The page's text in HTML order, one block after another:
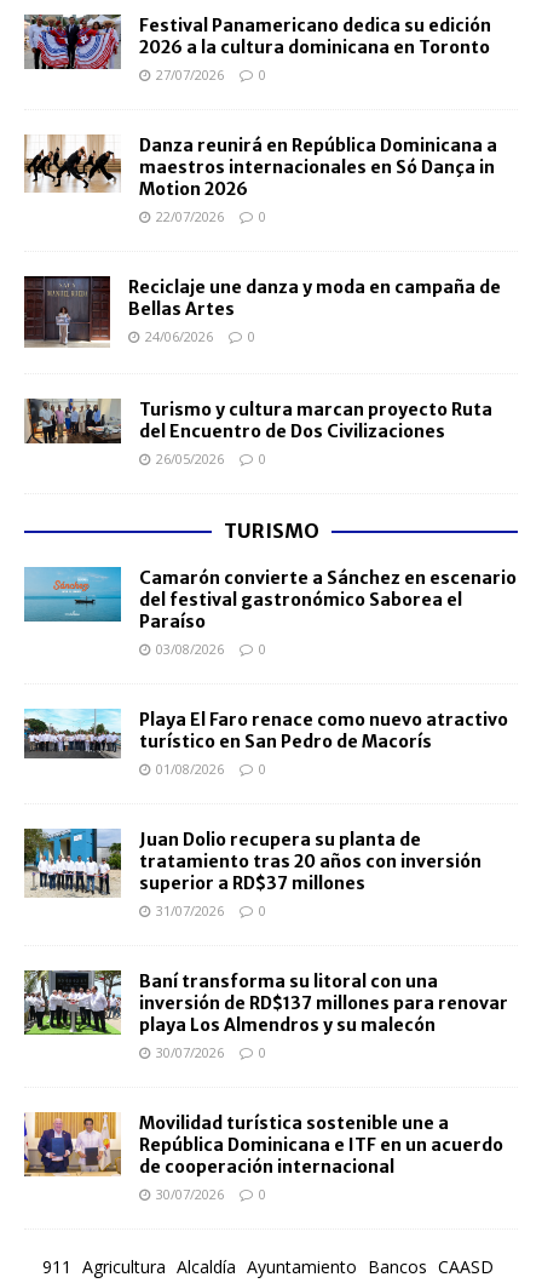
Festival Panamericano dedica su edición
2026 a la cultura dominicana en Toronto
27/07/2026 0
Danza reunirá en República Dominicana a
maestros internacionales en Só Dança in
Motion 2026
22/07/2026 0
Reciclaje une danza y moda en campaña de
Bellas Artes
24/06/2026 0
Turismo y cultura marcan proyecto Ruta
del Encuentro de Dos Civilizaciones
26/05/2026 0
TURISMO
Camarón convierte a Sánchez en escenario
del festival gastronómico Saborea el
Paraíso
03/08/2026 0
Playa El Faro renace como nuevo atractivo
turístico en San Pedro de Macorís
01/08/2026 0
Juan Dolio recupera su planta de
tratamiento tras 20 años con inversión
superior a RD$37 millones
31/07/2026 0
Baní transforma su litoral con una
inversión de RD$137 millones para renovar
playa Los Almendros y su malecón
30/07/2026 0
Movilidad turística sostenible une a
República Dominicana e ITF en un acuerdo
de cooperación internacional
30/07/2026 0
911 Agricultura Alcaldía Ayuntamiento Bancos CAASD